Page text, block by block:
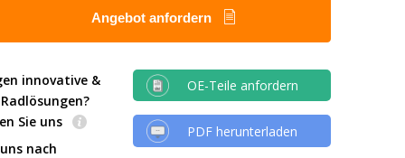
Angebot anfordern
innovative &
Sie uns
nach
OE-Teile anfordern
PDF herunterladen